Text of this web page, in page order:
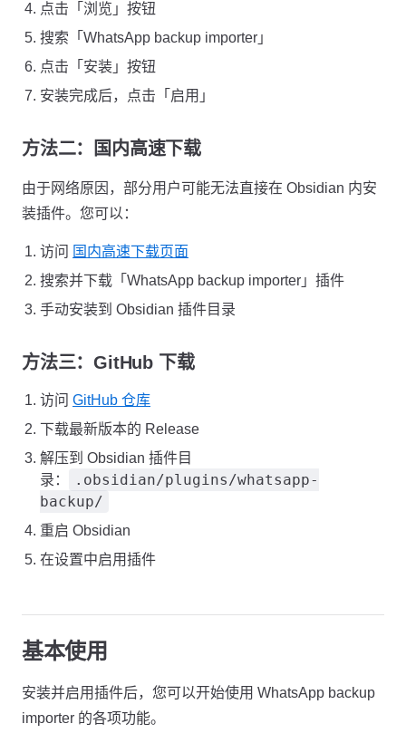
点击「浏览」按钮
搜索「WhatsApp backup importer」
点击「安装」按钮
安装完成后，点击「启用」
方法二：国内高速下载
由于网络原因，部分用户可能无法直接在 Obsidian 内安
装插件。您可以：
访问 国内高速下载页面
搜索并下载「WhatsApp backup importer」插件
手动安装到 Obsidian 插件目录
方法三：GitHub 下载
访问 GitHub 仓库
下载最新版本的 Release
解压到 Obsidian 插件目
录：
.obsidian/plugins/whatsapp-
backup/
重启 Obsidian
在设置中启用插件
基本使用
安装并启用插件后，您可以开始使用 WhatsApp backup
importer 的各项功能。